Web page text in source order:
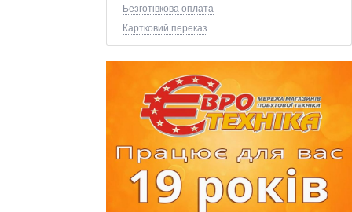
Безготівкова оплата
Картковий переказ